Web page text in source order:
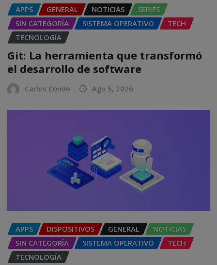
APPS GENERAL NOTICIAS
SERIES
SIN CATEGORÍA
SISTEMA OPERATIVO
TECH
TECNOLOGÍA
Git: La herramienta que transformó
el desarrollo de software
Carlos Conde Ago 5, 2026
APPS DISPOSITIVOS GENERAL
NOTICIAS
SIN CATEGORÍA
SISTEMA OPERATIVO
TECH
TECNOLOGÍA